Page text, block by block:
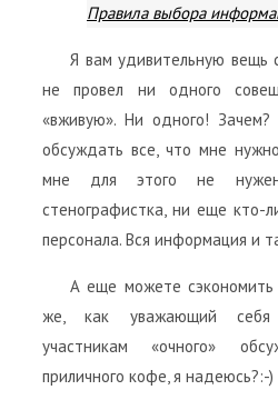
Правила выбора
Я вам удивительную вещь
не провел ни одного
«вживую». Ни одного!
обсуждать все, что мне
мне для этого не
стенографистка, ни еще кто-
персонала. Вся информация и
А еще можете
же, как уважающий себя
участникам «очного»
приличного кофе, я надеюсь?:-)